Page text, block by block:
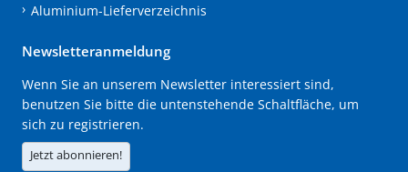
Aluminium-Lieferverzeichnis
Newsletteranmeldung
Wenn Sie an unserem Newsletter interessiert sind,
benutzen Sie bitte die untenstehende Schaltfläche, um
sich zu registrieren.
Jetzt abonnieren!